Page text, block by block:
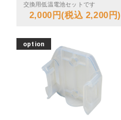
交換用低温電池セットです
2,000円(税込 2,200円)
option